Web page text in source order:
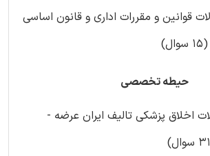
قوانین و مقررات اداری و قانون اساسی
حیطه تخصصی
اخلاق پزشکی تالیف ایران عرضه -